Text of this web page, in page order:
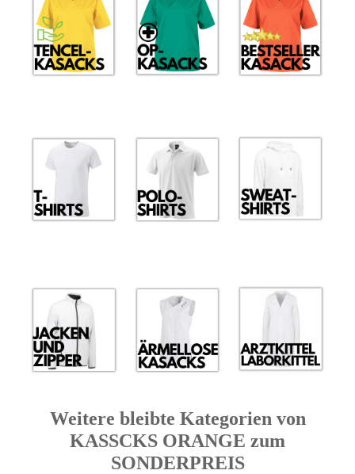
Weitere bleibte Kategorien von
KASSCKS ORANGE zum
SONDERPREIS